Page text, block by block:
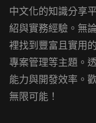
中文化的知識分享
紹與實務經驗。無
裡找到豐富且實用
專案管理等主題。
能力與開發效率。
無限可能！